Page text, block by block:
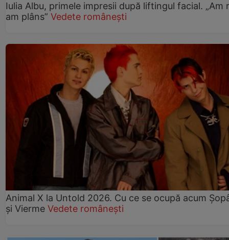
Iulia Albu, primele impresii după liftingul facial. „Am
am plâns” Vedete românești
Animal X la Untold 2026. Cu ce se ocupă acum
și Vierme Vedete românești